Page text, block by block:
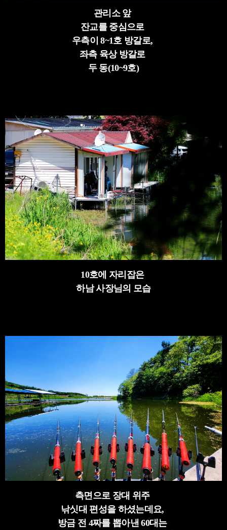
관리소 앞
잔교를 중심으로
우측이 8~1호 방갈로,
좌측 육상 방갈로
두 동(10~9호)
10호에 자리잡은
하남 사장님의 모습
측면으로 장대 위주
낚싯대 편성을 하셨는데요,
방금 전 4짜를 뽑아낸 60대는